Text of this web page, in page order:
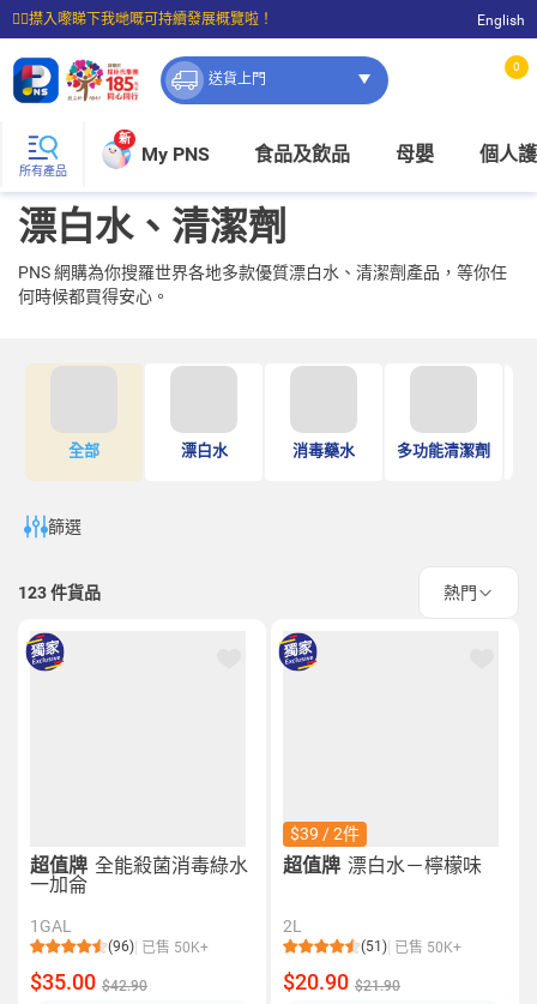
☝🏼㩒入嚟睇下我哋嘅可持續發展概覽啦！
⭐購物滿$399即享免費送貨；滿$100即可免費店取。
English
送貨上門
0
所有產品
新
My PNS 食品及飲品 母嬰 個人
漂白水、清潔劑
PNS 網購為你搜羅世界各地多款優質漂白水、清潔劑產品，等你任
何時候都買得安心。
全部 漂白水 消毒藥水 多功能清潔劑
篩選
123件貨品 熱門
超值牌 全能殺菌消毒綠水
一加侖
1GAL
(96) 已售 50K+
$35.00 $42.90
$39 / 2件
超值牌 漂白水－檸檬味
2L
(51) 已售 50K+
$20.90 $21.90